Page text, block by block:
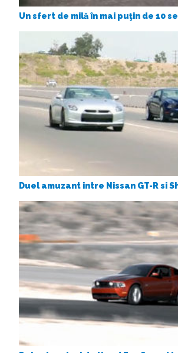
Un sfert de milă în mai puţin de 10
Duel amuzant intre Nissan GT-R si